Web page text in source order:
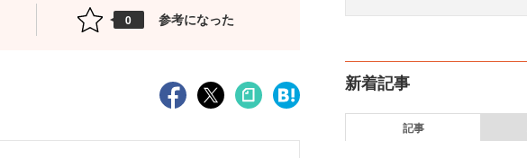
0 参考になった
新着記事
記事